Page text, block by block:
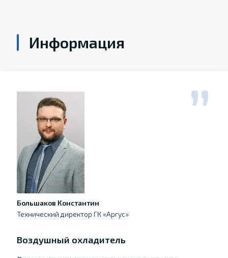
Информация
Большаков Константин
Технический директор ГК «Аргус»
Воздушный охладитель